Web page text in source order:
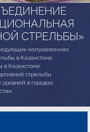
СТРЕЛЬБЫ»
направлениях:
в Казахстане.
Казахстане.
стрельбы
в городах